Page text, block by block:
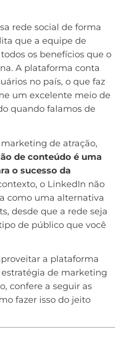
rede social de forma
que a equipe de
os benefícios que o
A plataforma conta
no país, o que faz
um excelente meio de
quando falamos de
marketing de atração,
de conteúdo é uma
o sucesso da
o LinkedIn não
como uma alternativa
desde que a rede seja
de público que você
a plataforma
de marketing
confere a seguir as
fazer isso do jeito